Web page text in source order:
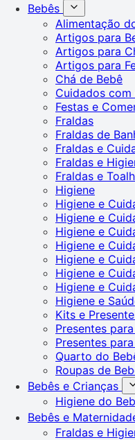
Bebês
Alimentação
Artigos para
Artigos para
Artigos para
Chá de Bebê
Cuidados com
Festas e
Fraldas
Fraldas de
Fraldas e
Fraldas e
Fraldas e
Higiene
Higiene e
Higiene e
Higiene e
Higiene e
Higiene e
Higiene e
Higiene e
Higiene e
Kits e
Presentes
Presentes
Quarto do
Roupas de
Bebês e Crianças
Higiene do
Bebês e
Fraldas e